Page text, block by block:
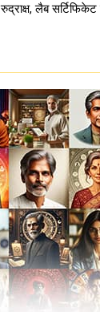
रुद्राक्ष, लैब